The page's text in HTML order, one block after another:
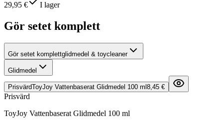
29,95 € I lager
Gör setet komplett
Gör setet komplettglidmedel & toycleaner
Glidmedel
PrisvärdToyJoy Vattenbaserat Glidmedel 100 ml 8,45 €
Prisvärd
ToyJoy Vattenbaserat Glidmedel 100 ml